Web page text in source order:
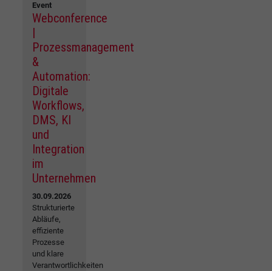
Event
Webconference
|
Prozessmanagement
&
Automation:
Digitale
Workflows,
DMS, KI
und
Integration
im
Unternehmen
30.09.2026
Strukturierte
Abläufe,
effiziente
Prozesse
und klare
Verantwortlichkeiten